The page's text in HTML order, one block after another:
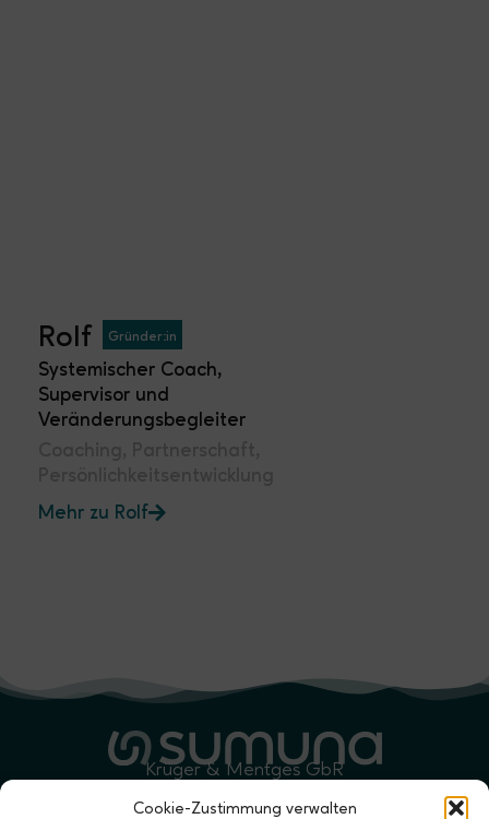
Cookie-Zustimmung verwalten
Rolf Gründer:in
Systemischer Coach,
Supervisor und
Veränderungsbegleiter
Mehr zu Rolf
Krüger & Mentges GbR
Wer wir sind